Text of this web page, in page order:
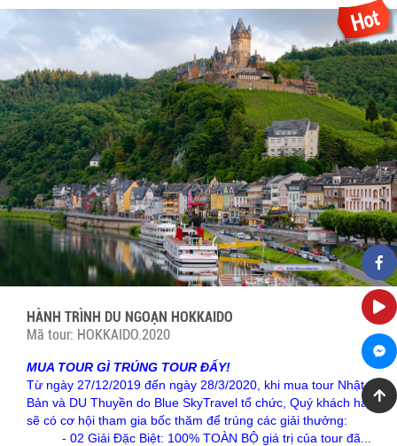
HÀNH TRÌNH DU NGOẠN HOKKAIDO
Mã tour: HOKKAIDO.2020
MUA TOUR GÌ TRÚNG TOUR ĐẤY!
Từ ngày 27/12/2019 đến ngày 28/3/2020, khi mua tour Nhật
Bản và DU Thuyền do Blue SkyTravel tổ chức, Quý khách hàng
sẽ có cơ hội tham gia bốc thăm để trúng các giải thưởng:
- 02 Giải Đặc Biệt: 100% TOÀN BỘ giá trị của tour đã...